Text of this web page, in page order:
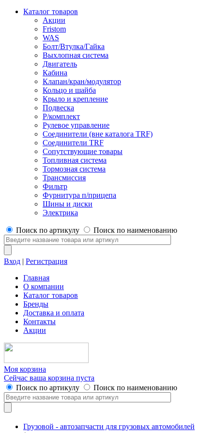
Каталог товаров
Акции
Fristom
WAS
Болт/Втулка/Гайка
Выхлопная система
Двигатель
Кабина
Клапан/кран/модулятор
Кольцо и шайба
Крыло и крепление
Подвеска
Р/комплект
Рулевое управление
Соединители (вне каталога TRF)
Соединители TRF
Сопутствующие товары
Топливная система
Тормозная система
Трансмиссия
Фильтр
Фурнитура п/прицепа
Шины и диски
Электрика
Поиск по артикулу Поиск по наименованию
Вход | Регистрация
Главная
О компании
Каталог товаров
Бренды
Доставка и оплата
Контакты
Акции
Моя корзина
Сейчас ваша корзина пуста
Поиск по артикулу
Поиск по наименованию
Грузовой - автозапчасти для грузовых автомобилей